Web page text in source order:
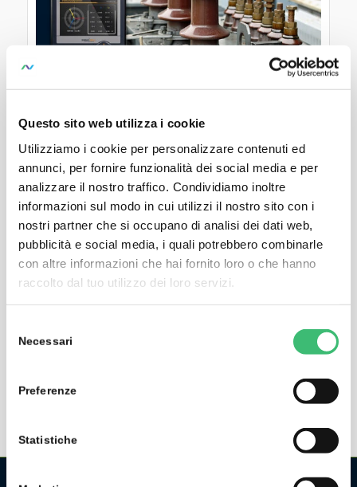
Questo sito web utilizza i cookie
Utilizziamo i cookie per personalizzare contenuti ed
annunci, per fornire funzionalità dei social media e per
analizzare il nostro traffico. Condividiamo inoltre
informazioni sul modo in cui utilizzi il nostro sito con i
nostri partner che si occupano di analisi dei dati web,
pubblicità e social media, i quali potrebbero combinarle
con altre informazioni che hai fornito loro o che hanno
raccolto dal tuo utilizzo dei loro servizi.
delNecessari
Preferenze
Statistiche
Monitoraggio della corrente di alimentazione